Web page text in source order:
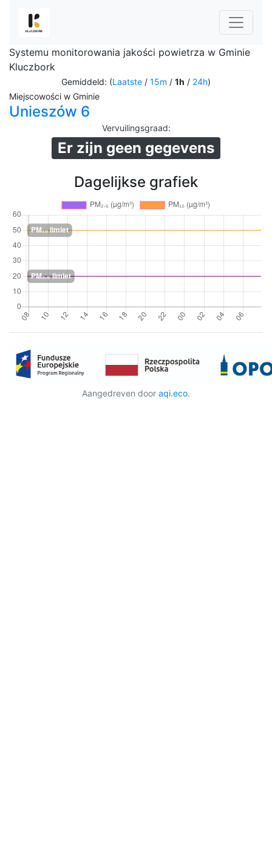
Systemu monitorowania jakości powietrza w Gminie
Kluczbork
Gemiddeld: (Laatste / 15m / 1h / 24h)
Miejscowości w Gminie
Unieszów 6
Vervuilingsgraad:
Er zijn geen gegevens
Dagelijkse grafiek
Aangedreven door aqi.eco.